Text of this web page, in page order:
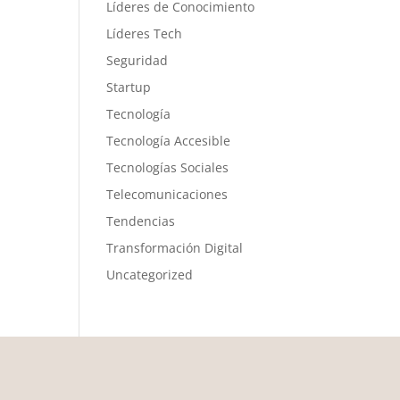
Líderes de Conocimiento
Líderes Tech
Seguridad
Startup
Tecnología
Tecnología Accesible
Tecnologías Sociales
Telecomunicaciones
Tendencias
Transformación Digital
Uncategorized